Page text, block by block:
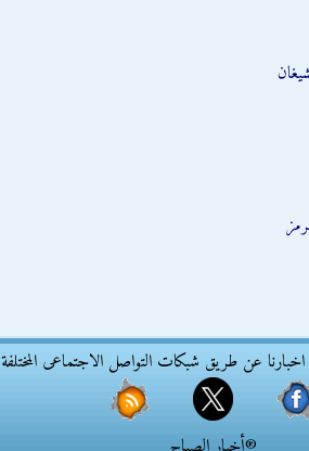
عن طريق شبكات التواصل الاجتماعى المختلفة